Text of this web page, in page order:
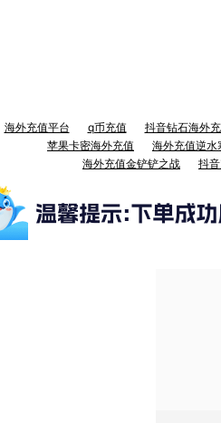
海外充值平台 q币充值
抖音钻石海外
苹果卡密海外充值
海外充值逆水
海外充值金铲铲之战
抖